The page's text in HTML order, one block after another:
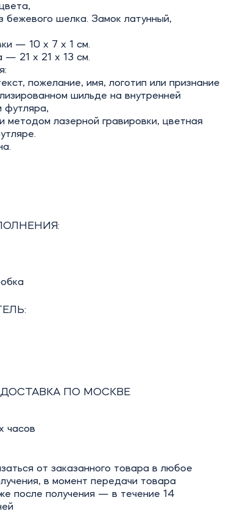
бежевого шелка. Замок латунный,
— 10 х 7 х 1 см.
— 21 х 21 х 13 см.
пожелание, имя, логотип или признание
шильде на внутренней
футляра,
методом лазерной гравировки, цветная
ПО МОСКВЕ
часов
от заказанного товара в любое
в момент передачи товара
после получения — в течение 14